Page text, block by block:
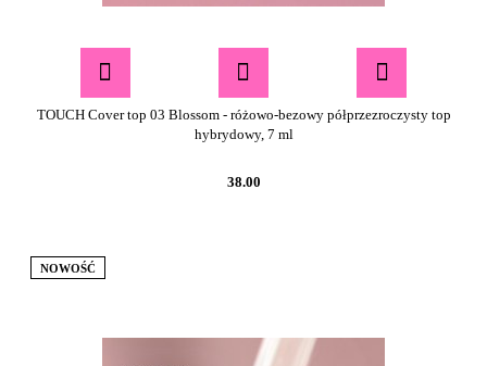
TOUCH Cover top 03 Blossom - różowo-bezowy półprzezroczysty top
hybrydowy, 7 ml
38.00
NOWOŚĆ